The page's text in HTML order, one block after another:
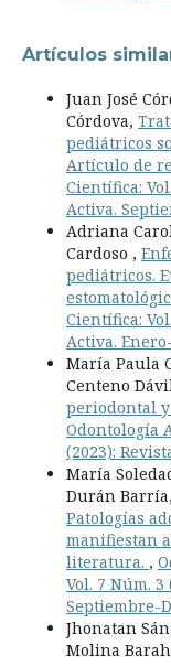
Artículos
Juan José
Córdova,
pediátricos
Artículo de
Científica:
Activa.
Adriana
Cardoso ,
pediátricos.
Científica:
Activa.
María Paula
Centeno
periodontal
Odontología
(2023):
María
Durán
Patologías
manifiestan
literatura. ,
Vol. 7 Núm.
Septiembre-
Jhonatan
Molina